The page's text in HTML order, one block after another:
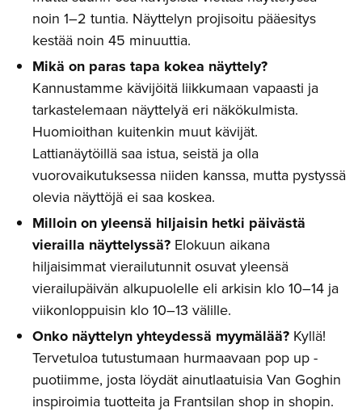
noin 1–2 tuntia. Näyttelyn projisoitu pääesitys
kestää noin 45 minuuttia.
Mikä on paras tapa kokea näyttely?
Kannustamme kävijöitä liikkumaan vapaasti ja
tarkastelemaan näyttelyä eri näkökulmista.
Huomioithan kuitenkin muut kävijät.
Lattianäytöillä saa istua, seistä ja olla
vuorovaikutuksessa niiden kanssa, mutta pystyssä
olevia näyttöjä ei saa koskea.
Milloin on yleensä hiljaisin hetki päivästä
vierailla näyttelyssä? Elokuun aikana
hiljaisimmat vierailutunnit osuvat yleensä
vierailupäivän alkupuolelle eli arkisin klo 10–14 ja
viikonloppuisin klo 10–13 välille.
Onko näyttelyn yhteydessä myymälää? Kyllä!
Tervetuloa tutustumaan hurmaavaan pop up -
puotiimme, josta löydät ainutlaatuisia Van Goghin
inspiroimia tuotteita ja Frantsilan shop in shopin.